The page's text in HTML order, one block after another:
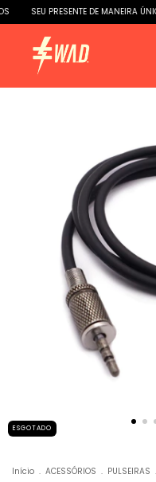
SEU PRESENTE DE MANEIRA
ESGOTADO
Início . ACESSÓRIOS . PULSEIRAS .